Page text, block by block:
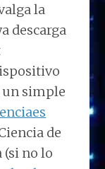
la
descarga
un simple
de
(si no lo